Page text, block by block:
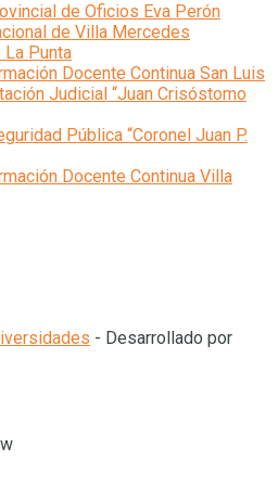
de Oficios Eva Perón
de Villa Mercedes
Punta
Docente Continua San Luis
Judicial “Juan Crisóstomo
Pública “Coronel Juan P.
Docente Continua Villa
- Desarrollado por